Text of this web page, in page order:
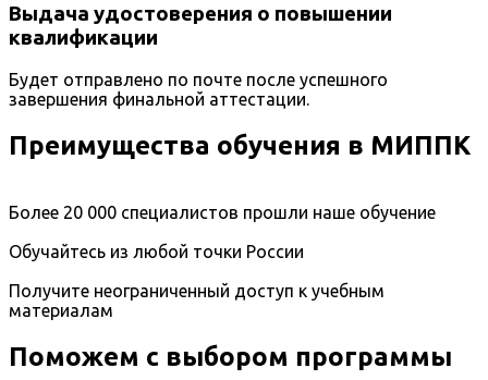
Выдача удостоверения о повышении
квалификации
Будет отправлено по почте после успешного
завершения финальной аттестации.
Преимущества обучения в МИППК
Более 20 000 специалистов прошли наше обучение
Обучайтесь из любой точки России
Получите неограниченный доступ к учебным
материалам
Поможем с выбором программы